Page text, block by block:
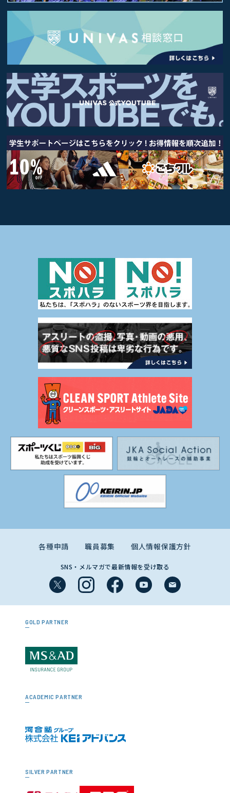
各種申請 職員募集 個人情報保護方針
SNS・メルマガで最新情報を受け取る
GOLD PARTNER
ACADEMIC PARTNER
SILVER PARTNER